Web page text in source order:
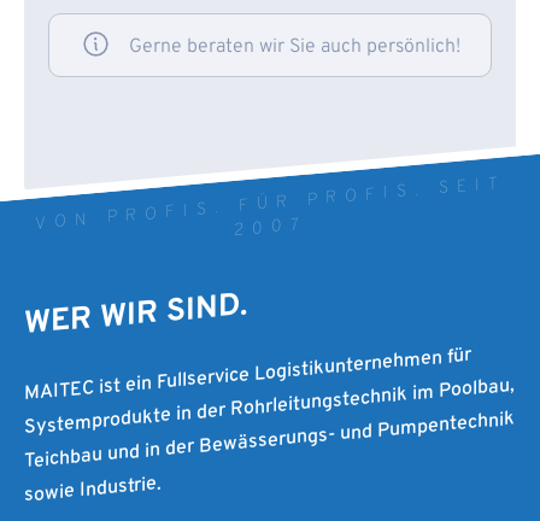
Gerne beraten wir Sie auch persönlich!
VON PROFIS. FÜR PROFIS. SEIT
2007
WER WIR SIND.
MAITEC ist ein Fullservice Logistikunternehmen für
Systemprodukte in der Rohrleitungstechnik im Poolbau,
Teichbau und in der Bewässerungs- und Pumpentechnik
sowie Industrie.